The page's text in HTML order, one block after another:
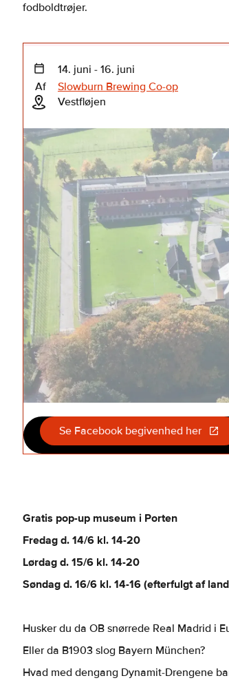
fodboldtrøjer.
14. juni - 16. juni
Af
Slowburn Brewing Co-op
Vestfløjen
Se Facebook begivenhed her
Gratis pop-up museum i Porten
Fredag d. 14/6 kl. 14-20
Lørdag d. 15/6 kl. 14-20
Søndag d. 16/6 kl. 14-16 (efterfulgt af
Husker du da OB snørrede Real Madrid i
Eller da B1903 slog Bayern München?
Hvad med dengang Dynamit-Drengene